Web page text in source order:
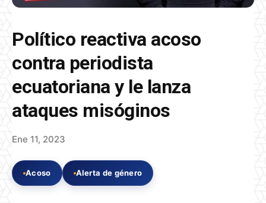
Político reactiva acoso
contra periodista
ecuatoriana y le lanza
ataques misóginos
Ene 11, 2023
Acoso Alerta de género